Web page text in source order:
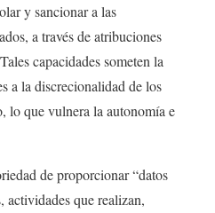
y sancionar a las
a través de atribuciones
capacidades someten la
a la discrecionalidad de los
lo que vulnera la autonomía e
de proporcionar “datos
actividades que realizan,